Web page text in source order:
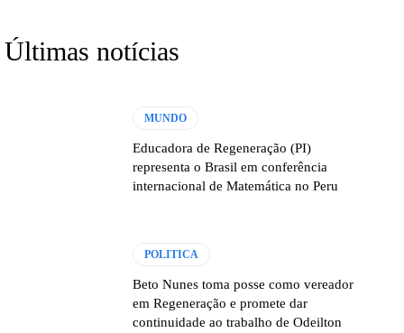
Últimas notícias
MUNDO
Educadora de Regeneração (PI)
representa o Brasil em conferência
internacional de Matemática no Peru
POLITICA
Beto Nunes toma posse como vereador
em Regeneração e promete dar
continuidade ao trabalho de Odeilton